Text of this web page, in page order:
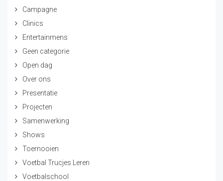
Campagne
Clinics
Entertainmens
Geen categorie
Open dag
Over ons
Presentatie
Projecten
Samenwerking
Shows
Toernooien
Voetbal Trucjes Leren
Voetbalschool